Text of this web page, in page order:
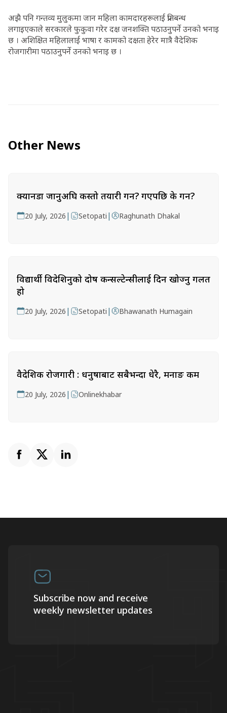
अझै पनि गन्तव्य मुलुकमा जान महिला कामदारहरूलाई प्रतिबन्ध
लगाइएकाले सरकारले फुकुवा गरेर दक्ष जनशक्ति पठाउनुपर्ने उनको भनाइ
छ । अशिक्षित महिलालाई भाषा र कामको दक्षता हेरेर मात्रै वैदेशिक
रोजगारीमा पठाउनुपर्ने उनको भनाइ छ ।
Other News
क्यानडा जानुअघि कस्तो तयारी गर्ने? गएपछि के गर्ने?
20 July, 2026 | Setopati | Raghunath Dhakal
विद्यार्थी विदेशिनुको दोष कन्सल्टेन्सीलाई दिन खोज्नु गलत
हो
20 July, 2026 | Setopati | Bhawanath Humagain
वैदेशिक रोजगारी : धनुषाबाट सबैभन्दा धेरै, मनाङ कम
20 July, 2026 | Onlinekhabar
Subscribe now and receive
weekly newsletter updates